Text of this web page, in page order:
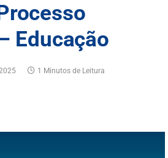
Educação
1 Minutos de Leitura